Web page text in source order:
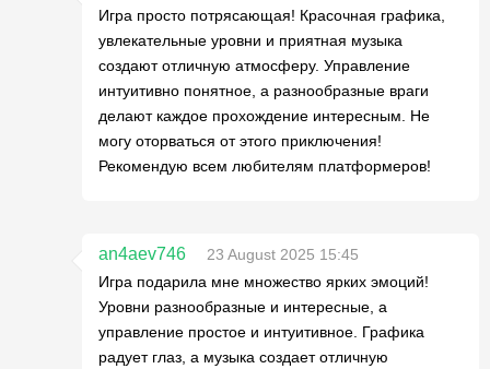
Игра просто потрясающая! Красочная графика,
увлекательные уровни и приятная музыка
создают отличную атмосферу. Управление
интуитивно понятное, а разнообразные враги
делают каждое прохождение интересным. Не
могу оторваться от этого приключения!
Рекомендую всем любителям платформеров!
an4aev746
23 August 2025 15:45
Игра подарила мне множество ярких эмоций!
Уровни разнообразные и интересные, а
управление простое и интуитивное. Графика
радует глаз, а музыка создает отличную